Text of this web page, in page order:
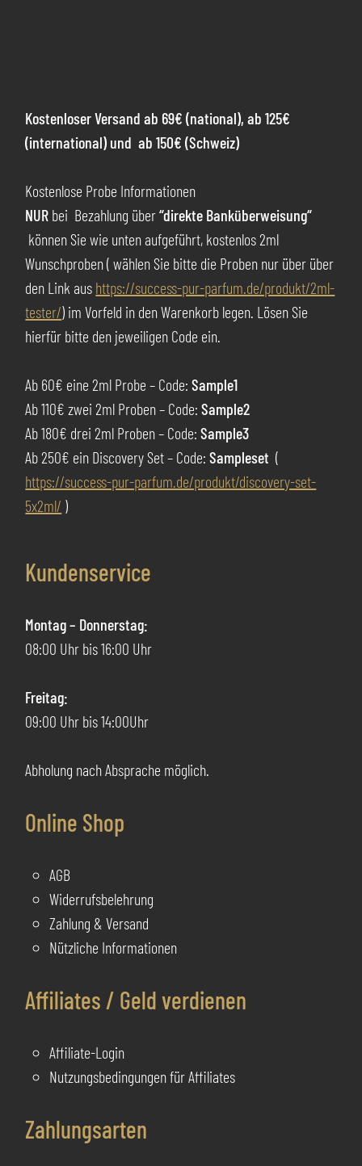
Kostenloser Versand ab 69€(national), ab 125€
(international) und ab 150€ (Schweiz)
Kostenlose Probe Informationen
NUR bei Bezahlung über“direkte Banküberweisung“
können Sie wie unten aufgeführt, kostenlos 2ml
Wunschproben ( wählen Sie bitte die Proben nur über über
den Link aus https://success-pur-parfum.de/produkt/2ml-
tester/) im Vorfeld in den Warenkorb legen. Lösen Sie
hierfür bitte den jeweiligen Code ein.
Ab 60€ eine 2ml Probe – Code:Sample1
Ab 110€ zwei 2ml Proben – Code:Sample2
Ab 180€ drei 2ml Proben – Code:Sample3
Ab 250€ ein Discovery Set – Code:Sampleset (
https://success-pur-parfum.de/produkt/discovery-set-
5x2ml/ )
Kundenservice
Montag – Donnerstag:
08:00 Uhr bis 16:00 Uhr
Freitag:
09:00 Uhr bis 14:00Uhr
Abholung nach Absprache möglich.
Online Shop
AGB
Widerrufsbelehrung
Zahlung & Versand
Nützliche Informationen
Affiliates / Geld verdienen
Affiliate-Login
Nutzungsbedingungen für Affiliates
Zahlungsarten